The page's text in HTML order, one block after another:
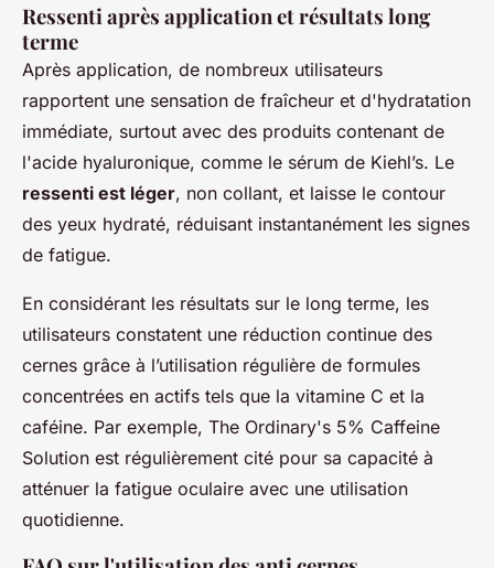
Ressenti après application et résultats long
terme
Après application, de nombreux utilisateurs
rapportent une sensation de fraîcheur et d'hydratation
immédiate, surtout avec des produits contenant de
l'acide hyaluronique, comme le sérum de Kiehl’s. Le
ressenti est léger, non collant, et laisse le contour
des yeux hydraté, réduisant instantanément les signes
de fatigue.
En considérant les résultats sur le long terme, les
utilisateurs constatent une réduction continue des
cernes grâce à l’utilisation régulière de formules
concentrées en actifs tels que la vitamine C et la
caféine. Par exemple, The Ordinary's 5% Caffeine
Solution est régulièrement cité pour sa capacité à
atténuer la fatigue oculaire avec une utilisation
quotidienne.